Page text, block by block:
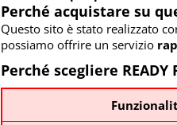
Perché acquistare su
Questo sito è stato realizzato
possiamo offrire un servizio
Perché scegliere READY